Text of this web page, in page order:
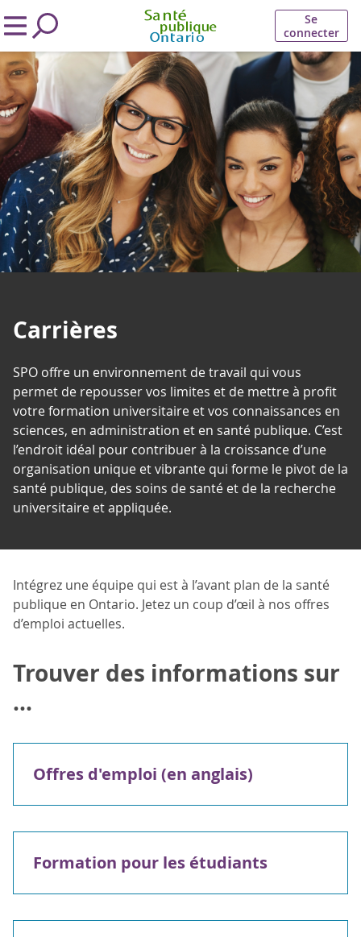
Se
connecter
Carrières
SPO offre un environnement de travail qui vous
permet de repousser vos limites et de mettre à profit
votre formation universitaire et vos connaissances en
sciences, en administration et en santé publique. C’est
l’endroit idéal pour contribuer à la croissance d’une
organisation unique et vibrante qui forme le pivot de la
santé publique, des soins de santé et de la recherche
universitaire et appliquée.
Intégrez une équipe qui est à l’avant plan de la santé
publique en Ontario. Jetez un coup d’œil à nos offres
d’emploi actuelles.
Trouver des informations sur
...
Offres d'emploi (en anglais)
Formation pour les étudiants